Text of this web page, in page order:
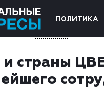
ПОЛИТИКА
и страны